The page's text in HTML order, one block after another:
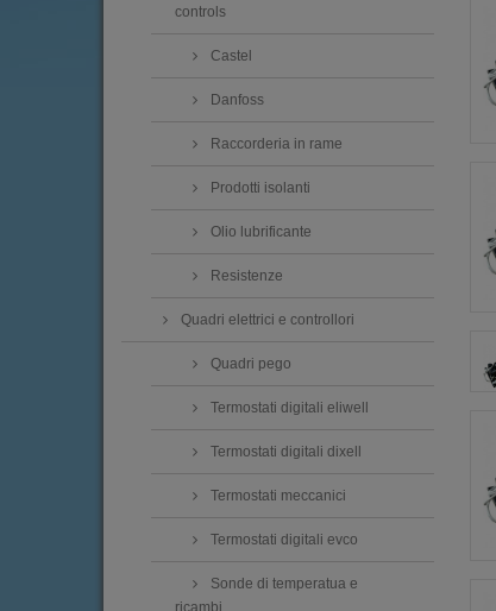
controls
Castel
Danfoss
Raccorderia in rame
Prodotti isolanti
Olio lubrificante
Resistenze
Quadri elettrici e controllori
Quadri pego
Termostati digitali eliwell
Termostati digitali dixell
Termostati meccanici
Termostati digitali evco
Sonde di temperatua e
ricambi